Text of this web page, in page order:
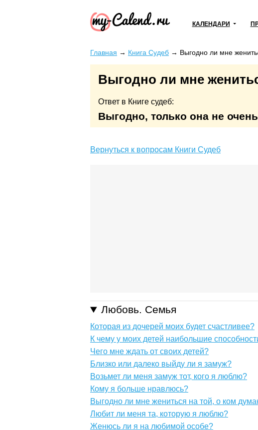
КАЛЕНДАРИ
Главная → Книга Судеб → Выгодно ли мне
Выгодно ли мне
Ответ в Книге судеб:
Выгодно, только она не
Вернуться к вопросам Книги Судеб
Любовь. Семья
Которая из дочерей моих будет счастливее?
К чему у моих детей наибольшие
Чего мне ждать от своих детей?
Близко или далеко выйду ли я замуж?
Возьмет ли меня замуж тот, кого я люблю?
Кому я больше нравлюсь?
Выгодно ли мне жениться на той, о ком
Любит ли меня та, которую я люблю?
Женюсь ли я на любимой особе?